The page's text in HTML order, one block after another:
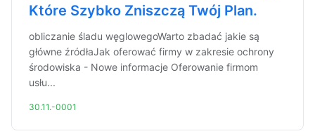
Które Szybko Zniszczą Twój Plan.
obliczanie śladu węglowegoWarto zbadać jakie są
główne źródłaJak oferować firmy w zakresie ochrony
środowiska - Nowe informacje Oferowanie firmom
usłu...
30.11.-0001